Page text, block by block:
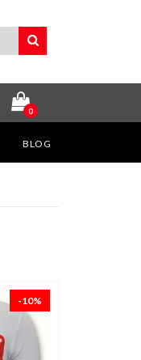
0
BLOG
-10%